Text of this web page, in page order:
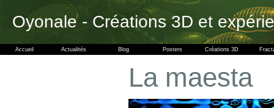
Oyonale - Créations 3D et
Accueil Actualités Blog Posters Créations 3D
La maesta